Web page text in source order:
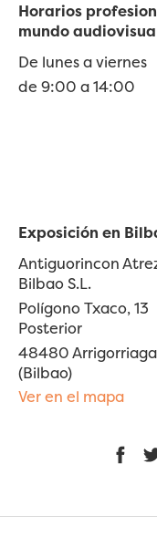
Horarios
mundo
De lunes a viernes
de 9:00 a 14:00
Exposición en
Antiguorincon
Bilbao S.L.
Polígono Txaco, 13
Posterior
48480 Arrigorriaga
(Bilbao)
Ver en el mapa